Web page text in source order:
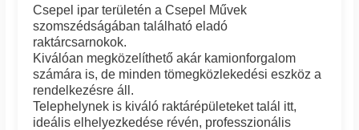
Csepel ipar területén a Csepel Művek
szomszédságában található eladó
raktárcsarnokok.
Kiválóan megközelíthető akár kamionforgalom
számára is, de minden tömegközlekedési eszköz a
rendelkezésre áll.
Telephelynek is kiváló raktárépületeket talál itt,
ideális elhelyezkedése révén, professzionális